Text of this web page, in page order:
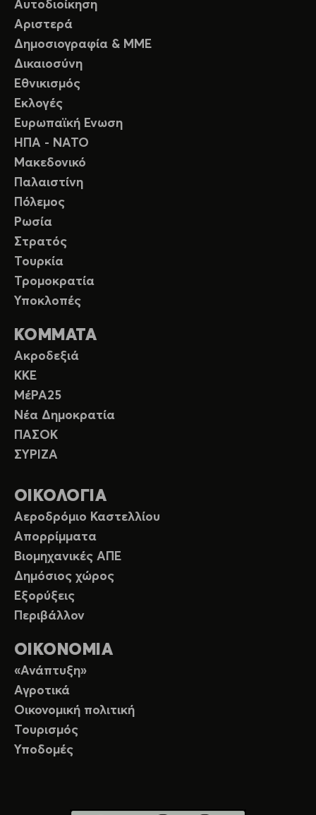
Αυτοδιοίκηση
Αριστερά
Δημοσιογραφία & ΜΜΕ
Δικαιοσύνη
Εθνικισμός
Εκλογές
Ευρωπαϊκή Ενωση
ΗΠΑ - ΝΑΤΟ
Μακεδονικό
Παλαιστίνη
Πόλεμος
Ρωσία
Στρατός
Τουρκία
Τρομοκρατία
Υποκλοπές
ΚΟΜΜΑΤΑ
Ακροδεξιά
ΚΚΕ
ΜέΡΑ25
Νέα Δημοκρατία
ΠΑΣΟΚ
ΣΥΡΙΖΑ
ΟΙΚΟΛΟΓΙΑ
Αεροδρόμιο Καστελλίου
Απορρίμματα
Βιομηχανικές ΑΠΕ
Δημόσιος χώρος
Εξορύξεις
Περιβάλλον
ΟΙΚΟΝΟΜΙΑ
«Ανάπτυξη»
Αγροτικά
Οικονομική πολιτική
Τουρισμός
Υποδομές